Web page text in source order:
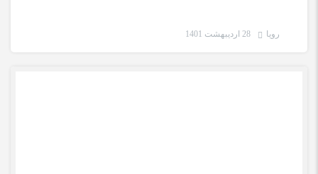
رویا 28 اردیبهشت 1401